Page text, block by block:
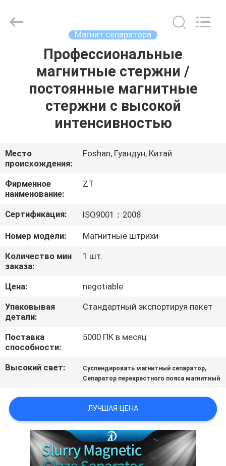
ПРОДУКТЫ
ПУТЕШЕСТВИЕ
ФАБРИКИ
ПРОВЕРКА
КАЧЕСТВА
СВЯЖИТЕСЬ
МЫ
НОВОСТИ
И
ЗНАНИЯ
КАРТА
САЙТА
Магнит сепаратора
Профессиональные
магнитные стержни /
постоянные магнитные
стержни с высокой
интенсивностью
Место
происхождения:
Foshan, Гуандун, Китай
Фирменное
наименование:
ZT
Сертификация: ISO9001：2008
Номер модели:
Магнитные штрихи
Количество мин
заказа:
1 шт.
Цена:
negotiable
Упаковывая
детали:
Стандартный экспортируя пакет
Поставка
способности:
5000 ПК в месяц
Высокий свет: Суспендировать магнитный сепаратор,
Сепаратор перекрестного пояса магнитный
ЛУЧШАЯ ЦЕНА